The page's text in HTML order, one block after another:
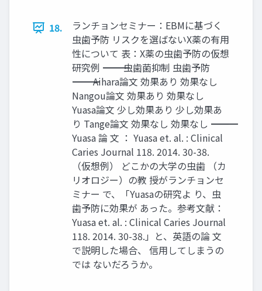
18.
ランチョンセミナー：EBMに基づく
虫歯予防 リスクを選ばないX薬の有用
性について 表：X薬の虫歯予防の仮想
研究例 ――――――――――――――――――――――― 虫歯菌抑制 虫歯予防
――――――――――――――――――――――― Aihara論文 効果あり 効果なし
Nangou論文 効果あり 効果なし
Yuasa論文 少し効果あり 少し効果あ
り Tange論文 効果なし 効果なし ―――――――――――――――――――――――
Yuasa 論 文 ： Yuasa et. al. : Clinical
Caries Journal 118. 2014. 30-38.
（仮想例） どこかの大学の虫歯 （カ
リオロジー）の教 授がランチョンセ
ミナー で、「Yuasaの研究よ り、虫
歯予防に効果が あった。参考文献：
Yuasa et. al. : Clinical Caries Journal
118. 2014. 30-38.」と、英語の論 文
で説明した場合、 信用してしまうの
では ないだろうか。